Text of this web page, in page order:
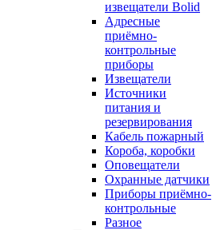
извещатели Bolid
Адресные
приёмно-
контрольные
приборы
Извещатели
Источники
питания и
резервирования
Кабель пожарный
Короба, коробки
Оповещатели
Охранные датчики
Приборы приёмно-
контрольные
Разное